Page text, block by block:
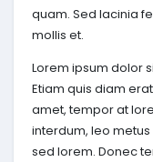
quam. Sed lacinia
mollis et.
Lorem ipsum dolor
Etiam quis diam
amet, tempor at
interdum, leo
sed lorem. Donec